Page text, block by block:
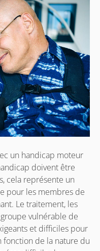
un handicap moteur
doivent être
cela représente un
pour les membres de
Le traitement, les
vulnérable de
et difficiles pour
fonction de la nature du